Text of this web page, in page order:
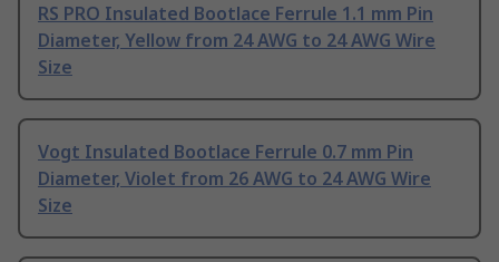
RS PRO Insulated Bootlace Ferrule 1.1 mm Pin
Diameter, Yellow from 24 AWG to 24 AWG Wire
Size
Vogt Insulated Bootlace Ferrule 0.7 mm Pin
Diameter, Violet from 26 AWG to 24 AWG Wire
Size